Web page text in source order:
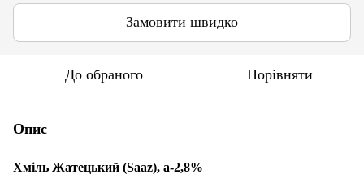
Замовити швидко
До обраного Порівняти
Опис
Хміль Жатецький (Saaz), а-2,8%